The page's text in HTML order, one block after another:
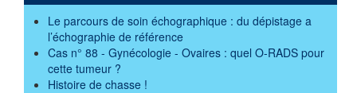
Le parcours de soin échographique : du dépistage a
l’échographie de référence
Cas n° 88 - Gynécologie - Ovaires : quel O-RADS pour
cette tumeur ?
Histoire de chasse !